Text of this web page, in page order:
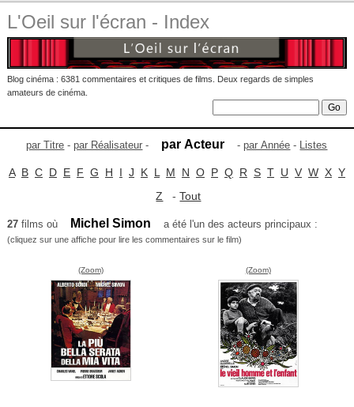
L'Oeil sur l'écran - Index
Blog cinéma : 6381 commentaires et critiques de films. Deux regards de simples
amateurs de cinéma.
par Titre -par Réalisateur - par Acteur -par Année - Listes
A B C D E F G H I J K L M N O P Q R S T U V W X Y
Z -Tout
27films où Michel Simon a été l'un des acteurs principaux :
(cliquez sur une affiche pour lire les commentaires sur le film)
(Zoom) (Zoom)